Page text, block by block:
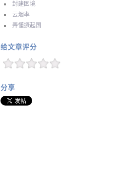
封建困境
云烟率
弄懂撅起国
给文章评分
分享